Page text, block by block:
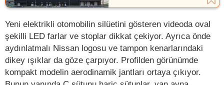
Yeni elektrikli otomobilin silüetini gösteren videoda oval
şekilli LED farlar ve stoplar dikkat çekiyor. Ayrıca önde
aydınlatmalı Nissan logosu ve tampon kenarlarındaki
dikey ışıklar da göze çarpıyor. Profilden görünümde
kompakt modelin aerodinamik jantları ortaya çıkıyor.